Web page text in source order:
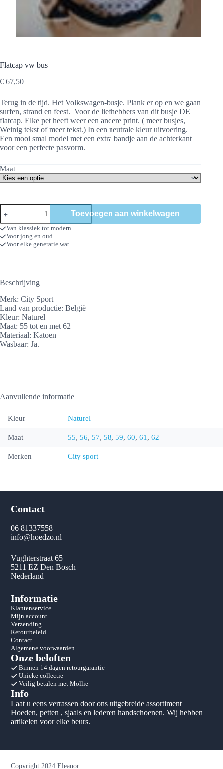
Flatcap vw bus
€ 67,50
Terug in de tijd. Het Volkswagen-busje. Plank er op en we gaan
surfen, strand en feest. Voor de liefhebbers van dit busje DE
flatcap. Elke pet heeft weer een andere print. ( meer busjes,
Weinig tekst of meer tekst.) In een neutrale kleur uitvoering.
Een mooi smal model met een extra bandje aan de achterkant
voor een perfecte pasvorm.
Maat
Flatcap
vw
bus
aantal
Toevoegen aan winkelwagen
Van klassiek tot modern
Voor jong en oud
Voor elke generatie wat
Beschrijving
Merk: City Sport
Land van productie: België
Kleur: Naturel
Maat: 55 tot en met 62
Materiaal: Katoen
Wasbaar: Ja.
Aanvullende informatie
Kleur Naturel
Maat 55, 56, 57, 58, 59, 60, 61 , 62
Merken City sport
Contact
06 81337558
info@hoedzo.nl
Vughterstraat 65
5211 EZ Den Bosch
Nederland
Informatie
Klantenservice
Mijn account
Verzending
Retourbeleid
Contact
Algemene voorwaarden
Onze beloften
Binnen 14 dagen retourgarantie
Unieke collectie
Veilig betalen met Mollie
Info
Laat u eens verrassen door ons uitgebreide assortiment
Hoeden, petten , sjaals en lederen handschoenen. Wij hebben
artikelen voor elke beurs.
Copyright 2024 Eleanor